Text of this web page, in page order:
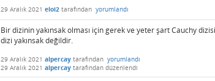
29 Aralık 2021 eloi2 tarafından yorumlandı
Bir dizinin yakınsak olması için gerek ve yeter şart Cauchy
dizi yakınsak değildir.
29 Aralık 2021 alpercay tarafından yorumlandı
29 Aralık 2021 alpercay tarafından düzenlendi